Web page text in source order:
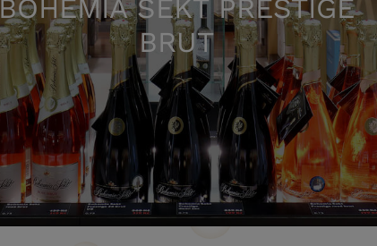
BOHEMIA SEKT PRESTIGE
BRUT